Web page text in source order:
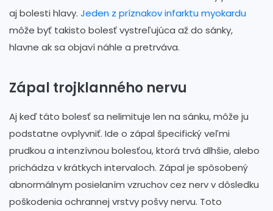
aj bolesti hlavy. Jeden z príznakov infarktu myokardu
môže byť takisto bolesť vystreľujúca až do sánky,
hlavne ak sa objaví náhle a pretrváva.
Zápal trojklanného nervu
Aj keď táto bolesť sa nelimituje len na sánku, môže ju
podstatne ovplyvniť. Ide o zápal špecifický veľmi
prudkou a intenzívnou bolesťou, ktorá trvá dlhšie, alebo
prichádza v krátkych intervaloch. Zápal je spôsobený
abnormálnym posielaním vzruchov cez nerv v dôsledku
poškodenia ochrannej vrstvy pošvy nervu. Toto